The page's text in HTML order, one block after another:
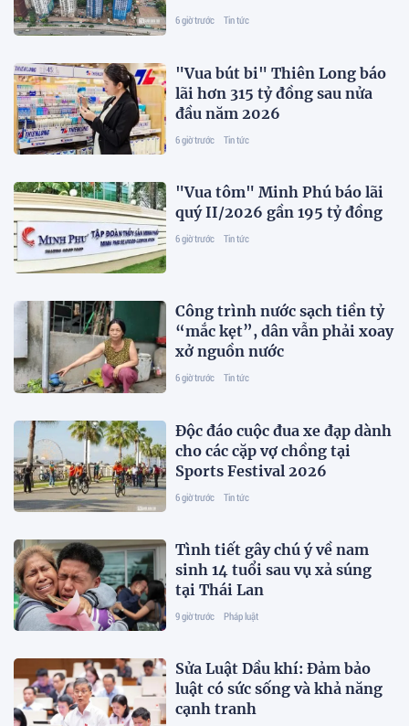
6 giờ trước Tin tức
"Vua bút bi" Thiên Long báo
lãi hơn 315 tỷ đồng sau nửa
đầu năm 2026
6 giờ trước Tin tức
"Vua tôm" Minh Phú báo lãi
quý II/2026 gần 195 tỷ đồng
6 giờ trước Tin tức
Công trình nước sạch tiền tỷ
“mắc kẹt”, dân vẫn phải xoay
xở nguồn nước
6 giờ trước Tin tức
Độc đáo cuộc đua xe đạp dành
cho các cặp vợ chồng tại
Sports Festival 2026
6 giờ trước Tin tức
Tình tiết gây chú ý về nam
sinh 14 tuổi sau vụ xả súng
tại Thái Lan
9 giờ trước Pháp luật
Sửa Luật Dầu khí: Đảm bảo
luật có sức sống và khả năng
cạnh tranh